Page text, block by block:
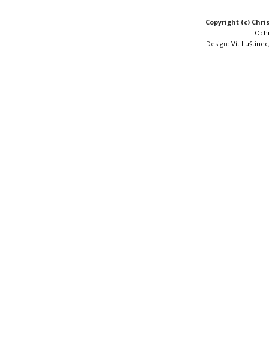
Copyright (c)
Design:Vít Luštinec